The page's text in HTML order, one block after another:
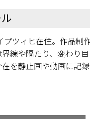
プツィヒ在住。作品制
線や隔たり、変わり
を静止画や動画に記